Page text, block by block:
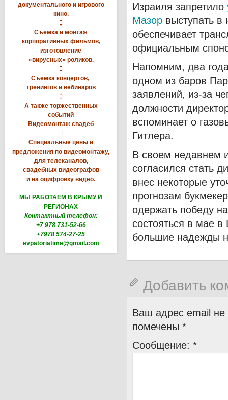
документального и игрового
кино.

Съемка и монтаж
корпоративных фильмов,
изготовление
«вирусных» роликов.

Съемка концертов,
тренингов и вебинаров

А также торжественных
событий
Видеомонтаж свадеб

Специальные цены и
предложения по видеомонтажу,
для телеканалов,
свадебных видеографов
и на оцифровку видео.

МЫ РАБОТАЕМ В КРЫМУ И
РЕГИОНАХ
Контактный телефон:
+7 978 731-52-66
+7978 574-27-25
evpatoriatime@gmail.com
Израиля запретило
Мазор выступать в
обеспечивает
официальным
Напомним, два
одном из баров
заявлений, из-за
должности
вспоминает о
Гитлера.
В своем недавнем
согласился стать
внес некоторые
прогнозам
одержать победу
состояться в мае
большие надежды
Добавить
Ваш адрес email не
помечены *
Сообщение: *